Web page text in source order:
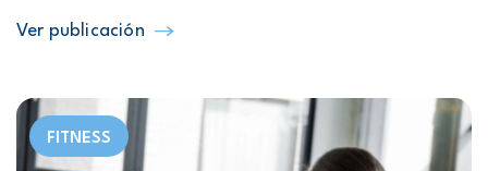
Ver publicación
FITNESS